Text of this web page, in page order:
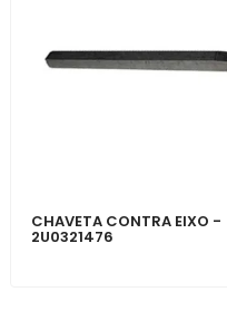
CHAVETA CONTRA EIXO -
2U0321476